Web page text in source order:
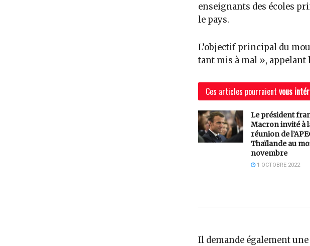
enseignants des écoles
le pays.
L’objectif principal du
tant mis à mal », appelant
Ces articles pourraient vous
Le président
Macron invité à
réunion de
Thaïlande au
novembre
1 OCTOBRE 2022
Il demande également